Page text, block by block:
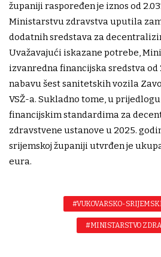
županiji raspoređen je iznos od
Ministarstvu zdravstva uputila
dodatnih sredstava za
Uvažavajući iskazane potrebe,
izvanredna financijska sredstva od
nabavu šest sanitetskih vozila
VSŽ-a. Sukladno tome, u
financijskim standardima za
zdravstvene ustanove u 2025.
srijemskoj županiji utvrđen je
eura.
#VUKOVARSKO-
#MINISTARSTVO